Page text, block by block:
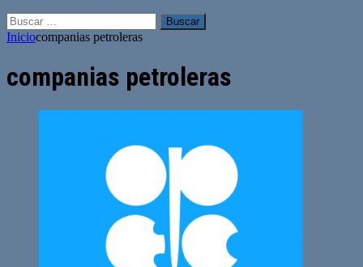
Buscar:
Iniciocompanias petroleras
companias petroleras